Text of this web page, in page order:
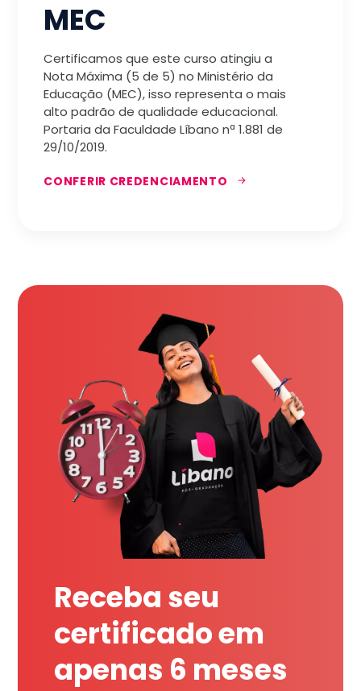
MEC
Certificamos que este curso atingiu a
Nota Máxima (5 de 5) no Ministério da
Educação (MEC), isso representa o mais
alto padrão de qualidade educacional.
Portaria da Faculdade Líbano nª 1.881 de
29/10/2019.
CONFERIR CREDENCIAMENTO
Receba seu
certificado em
apenas 6 meses